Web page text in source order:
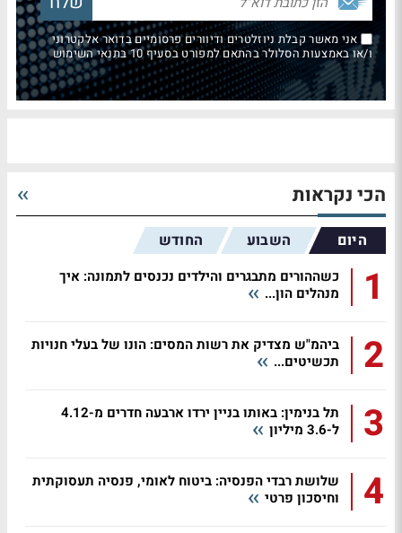
אני מאשר קבלת ניוזלטרים ודיוורים פרסומיים בדואר אלקטרוני
ו/או באמצעות הסלולר בהתאם למפורט בסעיף 10 בתנאי השימוש
הכי נקראות
היום השבוע החודש
1
כשההורים מתבגרים והילדים נכנסים לתמונה: איך
מנהלים הון...
2
ביהמ"ש מצדיק את רשות המסים: הונו של בעלי חנויות
תכשיטים...
3
תל בנימין: באותו בניין ירדו ארבעה חדרים מ-4.12
ל-3.6 מיליון
4
שלושת רבדי הפנסיה: ביטוח לאומי, פנסיה תעסוקתית
וחיסכון פרטי